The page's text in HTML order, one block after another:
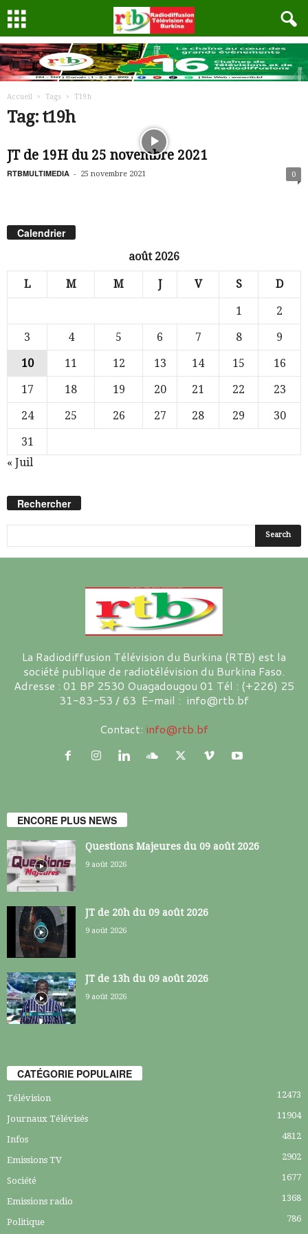
Accueil Tags T19h
Tag: t19h
JT de 19H du 25 novembre 2021
RTBMULTIMEDIA - 25 novembre 2021 0
Calendrier
août 2026
L M M J V S D
1
2
3
4 5 6 7 8
9
10
11 12 13 14 15
16
17
18 19 20 21 22
23
24
25 26 27 28 29
30
31
« Juil
Rechercher
La Radiodiffusion Télévision du Burkina (RTB) est la
société publique de radiotélévision du Burkina Faso.
Adresse : 01 BP 2530 Ouagadougou 01 Tél : (+226) 25
31-83-53 / 63 E-mail : info@rtb.bf
Contact: info@rtb.bf
ENCORE PLUS NEWS
Questions Majeures du 09 août 2026
9 août 2026
JT de 20h du 09 août 2026
9 août 2026
JT de 13h du 09 août 2026
9 août 2026
CATÉGORIE POPULAIRE
Télévision 12473
Journaux Télévisés 11904
Infos 4812
Emissions TV 2902
Société 1677
Emissions radio 1368
Politique 786